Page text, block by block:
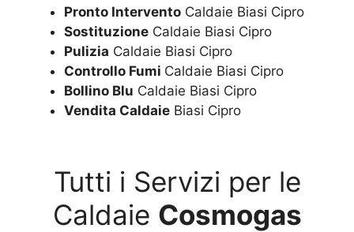
Pronto Intervento Caldaie Biasi Cipro
Sostituzione Caldaie Biasi Cipro
Pulizia Caldaie Biasi Cipro
Controllo Fumi Caldaie Biasi Cipro
Bollino Blu Caldaie Biasi Cipro
Vendita Caldaie Biasi Cipro
Tutti i Servizi per le
Caldaie Cosmogas